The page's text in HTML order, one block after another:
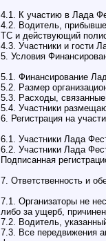
4.1. К участию в Лада
4.2. Водитель,
ТС и действующий
4.3. Участники и гости
5. Условия
5.1. Финансирование
5.2. Размер
5.3. Расходы, связанные
5.4. Участники
6. Регистрация на
6.1. Участники Лада
6.2. Участники Лада
Подписанная
7. Ответственность и
7.1. Организаторы не
либо за ущерб,
7.2. Водитель,
7.3. Все передвижения